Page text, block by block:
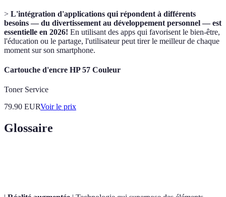
> L'intégration d'applications qui répondent à différents
besoins — du divertissement au développement personnel — est
essentielle en 2026! En utilisant des apps qui favorisent le bien-être,
l'éducation ou le partage, l'utilisateur peut tirer le meilleur de chaque
moment sur son smartphone.
Cartouche d'encre HP 57 Couleur
Toner Service
79.90 EURVoir le prix
Glossaire